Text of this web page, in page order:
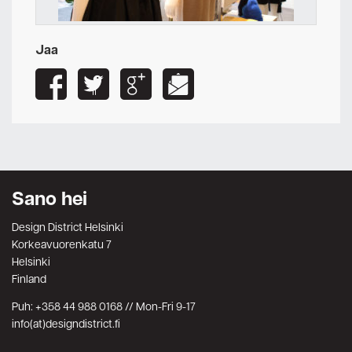
Jaa
Sano hei
Design District Helsinki
Korkeavuorenkatu 7
Helsinki
Finland
Puh: +358 44 988 0168 // Mon-Fri 9-17
info(at)designdistrict.fi